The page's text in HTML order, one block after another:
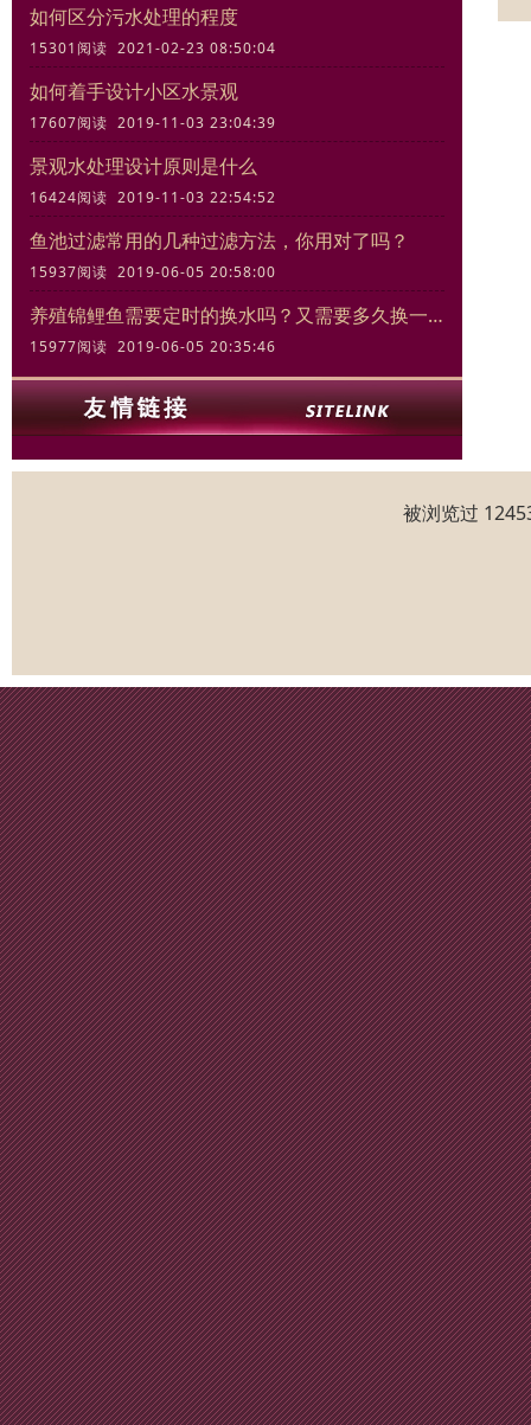
如何区分污水处理的程度
15301阅读 2021-02-23 08:50:04
如何着手设计小区水景观
17607阅读 2019-11-03 23:04:39
景观水处理设计原则是什么
16424阅读 2019-11-03 22:54:52
鱼池过滤常用的几种过滤方法，你用对了吗？
15937阅读 2019-06-05 20:58:00
养殖锦鲤鱼需要定时的换水吗？又需要多久换一次
15977阅读 2019-06-05 20:35:46
被浏览过